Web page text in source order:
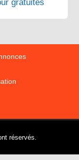
gratuites
réservés.